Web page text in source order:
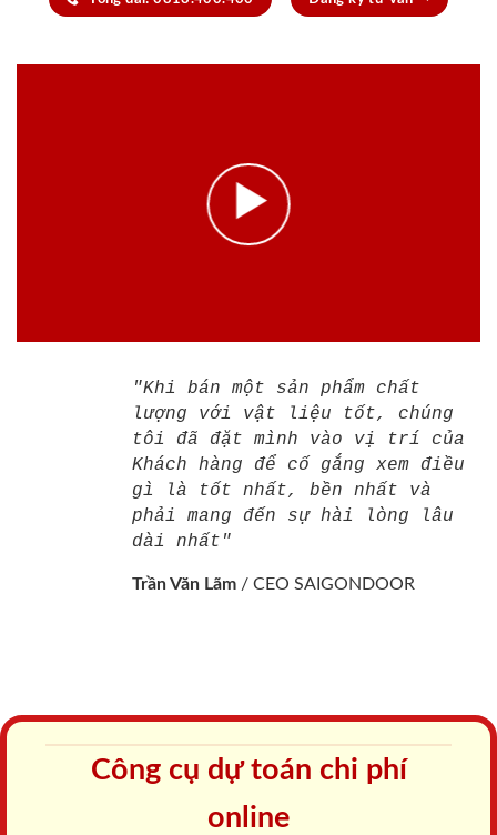
"Khi bán một sản phẩm chất
lượng với vật liệu tốt, chúng
tôi đã đặt mình vào vị trí của
Khách hàng để cố gắng xem điều
gì là tốt nhất, bền nhất và
phải mang đến sự hài lòng lâu
dài nhất"
Trần Văn Lãm / CEO SAIGONDOOR
Công cụ dự toán chi phí
online